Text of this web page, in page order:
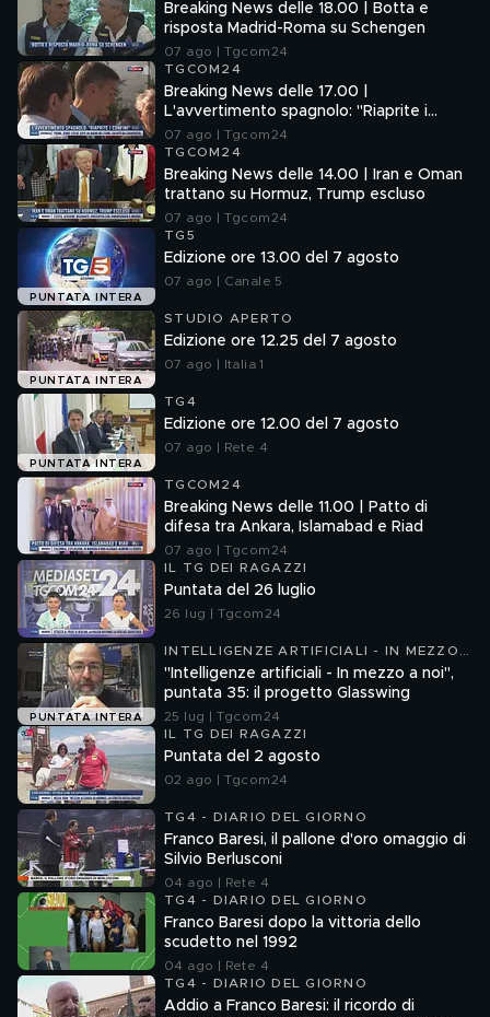
Breaking News delle 18.00 | Botta e
risposta Madrid-Roma su Schengen
07 ago | Tgcom24
TGCOM24
Breaking News delle 17.00 |
L'avvertimento spagnolo: "Riaprite i
confini"
07 ago | Tgcom24
TGCOM24
Breaking News delle 14.00 | Iran e Oman
trattano su Hormuz, Trump escluso
07 ago | Tgcom24
PUNTATA INTERA
TG5
Edizione ore 13.00 del 7 agosto
07 ago | Canale 5
PUNTATA INTERA
STUDIO APERTO
Edizione ore 12.25 del 7 agosto
07 ago | Italia 1
PUNTATA INTERA
TG4
Edizione ore 12.00 del 7 agosto
07 ago | Rete 4
TGCOM24
Breaking News delle 11.00 | Patto di
difesa tra Ankara, Islamabad e Riad
07 ago | Tgcom24
IL TG DEI RAGAZZI
Puntata del 26 luglio
26 lug | Tgcom24
PUNTATA INTERA
INTELLIGENZE ARTIFICIALI - IN MEZZO
A NOI
"Intelligenze artificiali - In mezzo a noi",
puntata 35: il progetto Glasswing
25 lug | Tgcom24
IL TG DEI RAGAZZI
Puntata del 2 agosto
02 ago | Tgcom24
TG4 - DIARIO DEL GIORNO
Franco Baresi, il pallone d'oro omaggio di
Silvio Berlusconi
04 ago | Rete 4
TG4 - DIARIO DEL GIORNO
Franco Baresi dopo la vittoria dello
scudetto nel 1992
04 ago | Rete 4
TG4 - DIARIO DEL GIORNO
Addio a Franco Baresi: il ricordo di